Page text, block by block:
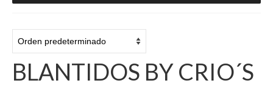
BLANTIDOS BY CRIO´S